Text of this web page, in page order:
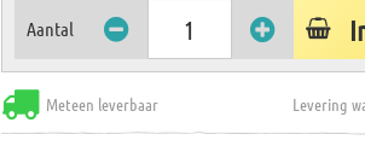
Aantal
Meteen leverbaar Levering